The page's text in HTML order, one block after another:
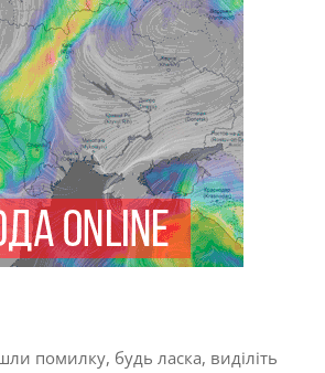
помилку, будь ласка, виділіть